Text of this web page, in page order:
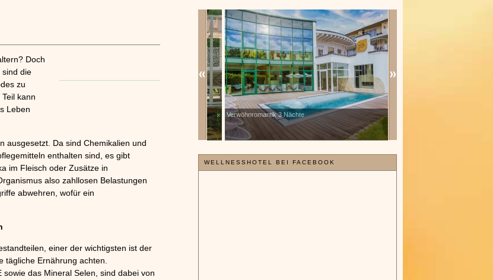
Doch
sind die
zu
kann
Leben
ausgesetzt. Da sind Chemikalien und
enthalten sind, es gibt
im Fleisch oder Zusätze in
also zahllosen Belastungen
abwehren, wofür ein
einer der wichtigsten ist der
tägliche Ernährung achten.
das Mineral Selen, sind dabei von
Kleines Wellness 1x1
x
Verwöhnromantik 3 Nächte
»»»
WELLNESSHOTEL BEI FACEBOOK